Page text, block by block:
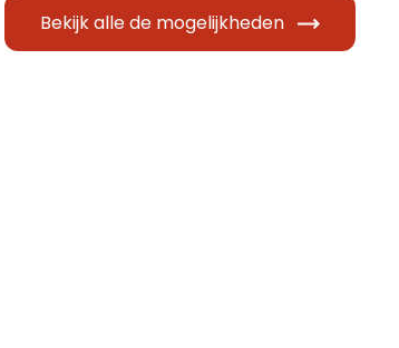
Bekijk alle de mogelijkheden